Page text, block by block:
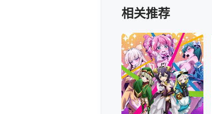
相关推荐